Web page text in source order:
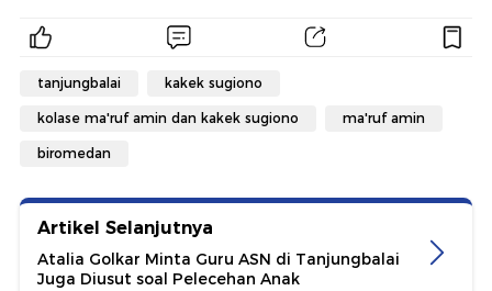
tanjungbalai kakek sugiono
kolase ma'ruf amin dan kakek sugiono ma'ruf amin
biromedan
Artikel Selanjutnya
Atalia Golkar Minta Guru ASN di Tanjungbalai
Juga Diusut soal Pelecehan Anak